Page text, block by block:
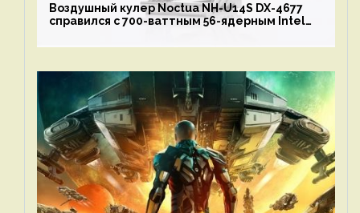
Воздушный кулер Noctua NH-U14S DX-4677
справился с 700-ваттным 56-ядерным Intel